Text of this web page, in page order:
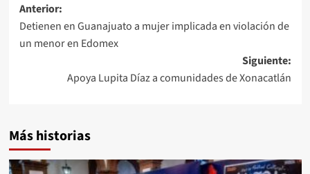
Anterior:
Detienen en Guanajuato a mujer implicada en violación de
un menor en Edomex
Siguiente:
Apoya Lupita Díaz a comunidades de Xonacatlán
Más historias